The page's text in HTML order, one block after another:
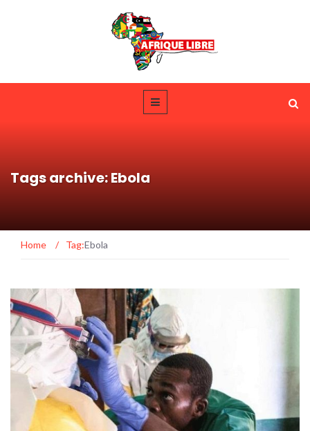
Tags archive: Ebola
Home / Tag:Ebola